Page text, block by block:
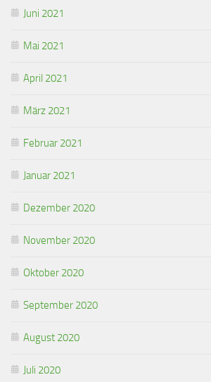
Juni 2021
Mai 2021
April 2021
März 2021
Februar 2021
Januar 2021
Dezember 2020
November 2020
Oktober 2020
September 2020
August 2020
Juli 2020